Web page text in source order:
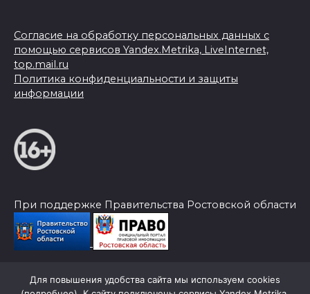
Согласие на обработку персональных данных с
помощью сервисов Yandex.Metrika, LiveInternet,
top.mail.ru
Политика конфиденциальности и защиты
информации
При поддержке Правительства Ростовской области
© 2026 Слава Труду
Для повышения удобства сайта мы используем cookies